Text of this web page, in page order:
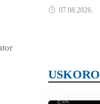
07.08.2026.
USKORO